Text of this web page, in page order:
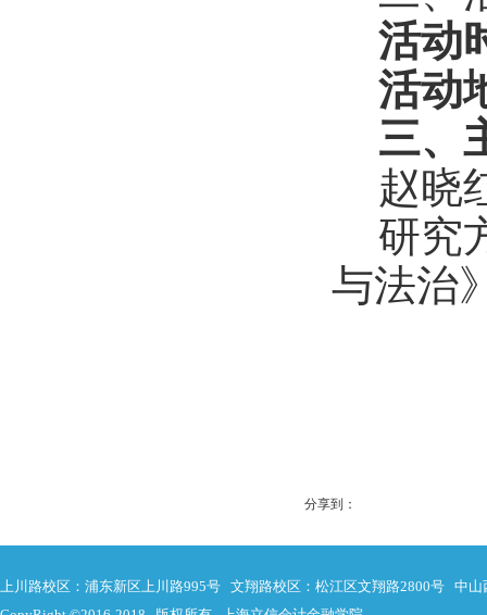
活动
活动
三、
赵晓
研究
与法治
分享到：
上川路校区：浦东新区上川路995号 文翔路校区：松江区文翔路2800号 中山